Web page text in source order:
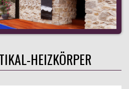
HEIZKÖRPER